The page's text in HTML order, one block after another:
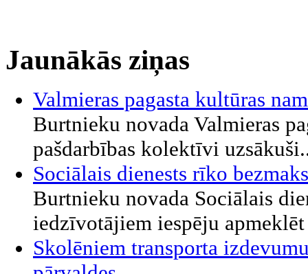
Jaunākās ziņas
Valmieras pagasta kultūras
Burtnieku novada Valmieras
pašdarbības kolektīvi
Sociālais dienests rīko
Burtnieku novada Sociālais
iedzīvotājiem iespēju apmeklēt
Skolēniem transporta